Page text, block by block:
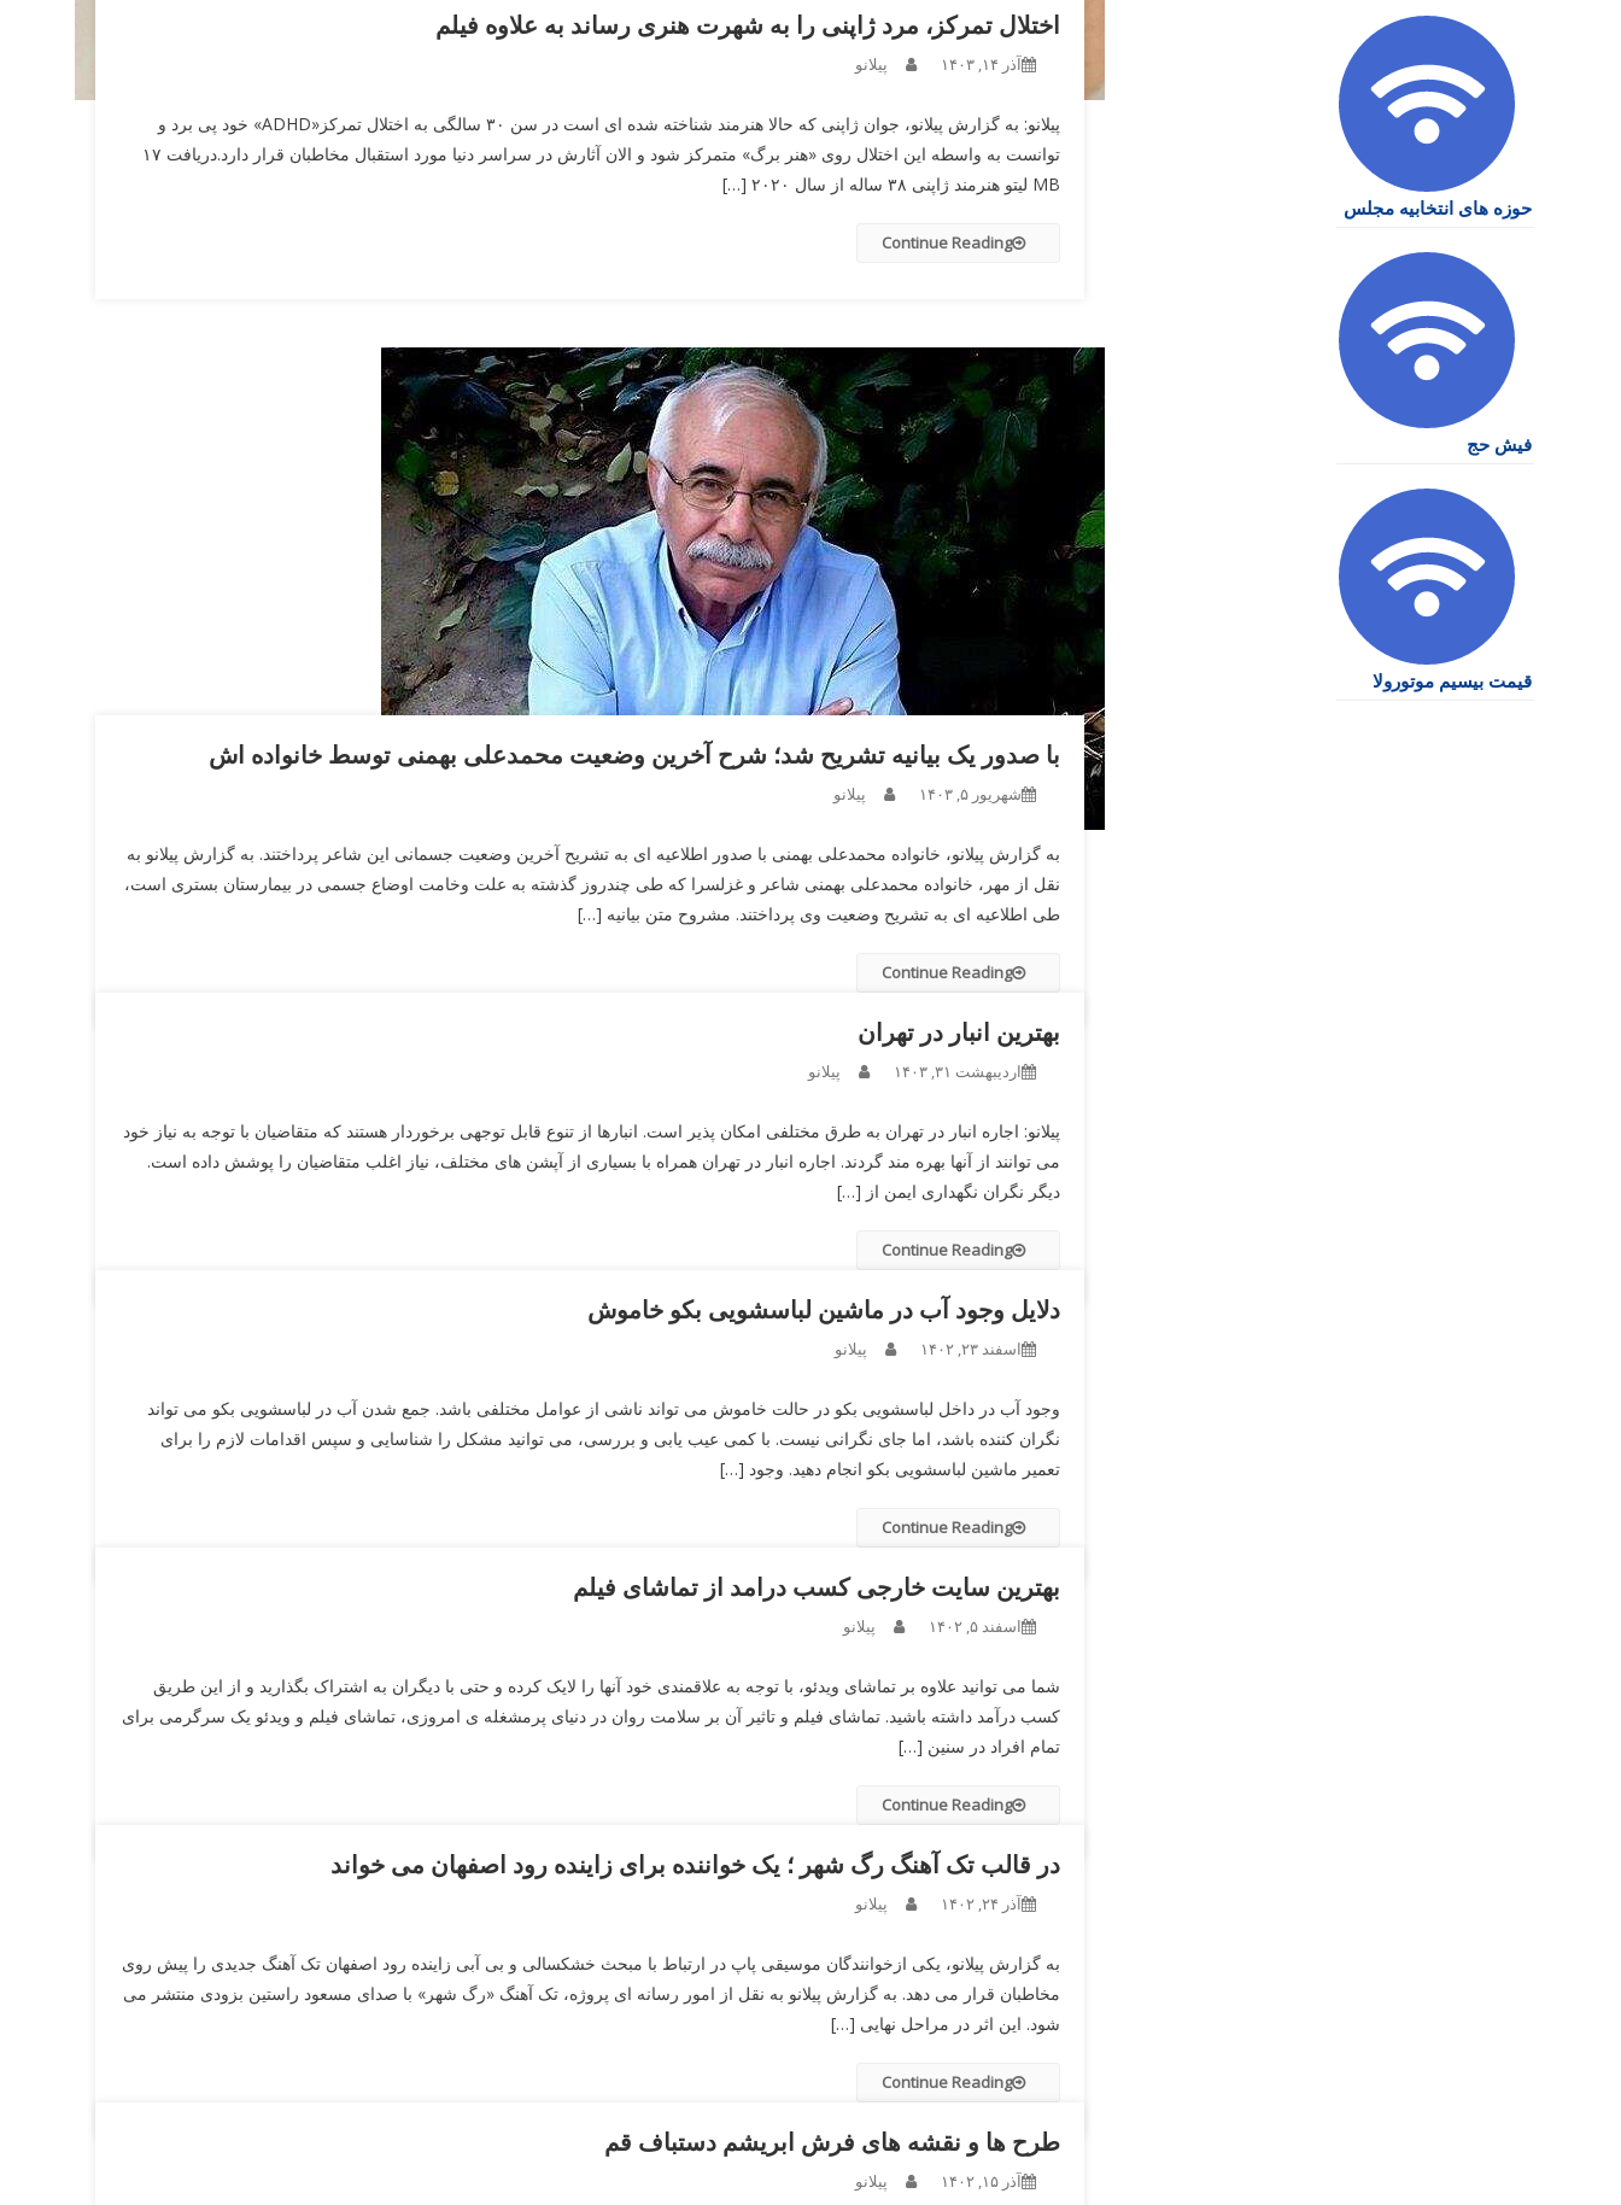
اختلال تمرکز، مرد ژاپنی را به شهرت هنری رساند به علاوه فیلم
آذر ۱۴, ۱۴۰۳ پیلانو
پیلانو: به گزارش پیلانو، جوان ژاپنی که حالا هنرمند شناخته شده ای است در سن ۳۰ سالگی به اختلال تمرکز«ADHD» خود پی برد و
توانست به واسطه این اختلال روی «هنر برگ» متمرکز شود و الان آثارش در سراسر دنیا مورد استقبال مخاطبان قرار دارد.دریافت ۱۷
MB لیتو هنرمند ژاپنی ۳۸ ساله از سال ۲۰۲۰ […]
Continue Reading
با صدور یک بیانیه تشریح شد؛ شرح آخرین وضعیت محمدعلی بهمنی توسط خانواده اش
شهریور ۵, ۱۴۰۳ پیلانو
به گزارش پیلانو، خانواده محمدعلی بهمنی با صدور اطلاعیه ای به تشریح آخرین وضعیت جسمانی این شاعر پرداختند. به گزارش پیلانو به
نقل از مهر، خانواده محمدعلی بهمنی شاعر و غزلسرا که طی چندروز گذشته به علت وخامت اوضاع جسمی در بیمارستان بستری است،
طی اطلاعیه ای به تشریح وضعیت وی پرداختند. مشروح متن بیانیه […]
Continue Reading
بهترین انبار در تهران
اردیبهشت ۳۱, ۱۴۰۳ پیلانو
پیلانو: اجاره انبار در تهران به طرق مختلفی امکان ‌پذیر است. انبارها از تنوع قابل توجهی برخوردار هستند که متقاضیان با توجه به نیاز خود
می ‌توانند از آنها بهره‌ مند گردند. اجاره انبار در تهران همراه با بسیاری از آپشن های مختلف، نیاز اغلب متقاضیان را پوشش داده است.
دیگر نگران نگهداری ایمن از […]
Continue Reading
دلایل وجود آب در ماشین لباسشویی بکو خاموش
اسفند ۲۳, ۱۴۰۲ پیلانو
وجود آب در داخل لباسشویی بکو در حالت خاموش می ‌تواند ناشی از عوامل مختلفی باشد. جمع شدن آب در لباسشویی بکو می‌ تواند
نگران کننده باشد، اما جای نگرانی نیست. با کمی عیب یابی و بررسی، می‌ توانید مشکل را شناسایی و سپس اقدامات لازم را برای
تعمیر ماشین لباسشویی بکو انجام دهید. وجود […]
Continue Reading
بهترین سایت خارجی کسب درامد از تماشای فیلم
اسفند ۵, ۱۴۰۲ پیلانو
شما می توانید علاوه بر تماشای ویدئو، با توجه به علاقمندی خود آنها را لایک کرده و حتی با دیگران به اشتراک بگذارید و از این طریق
کسب درآمد داشته باشید. تماشای فیلم و تاثیر آن بر سلامت روان در دنیای پرمشغله ی امروزی، تماشای فیلم و ویدئو یک سرگرمی برای
تمام افراد در سنین […]
Continue Reading
در قالب تک آهنگ رگ شهر ؛ یک خواننده برای زاینده رود اصفهان می خواند
آذر ۲۴, ۱۴۰۲ پیلانو
به گزارش پیلانو، یکی ازخوانندگان موسیقی پاپ در ارتباط با مبحث خشکسالی و بی آبی زاینده رود اصفهان تک آهنگ جدیدی را پیش روی
مخاطبان قرار می دهد. به گزارش پیلانو به نقل از امور رسانه ای پروژه، تک آهنگ «رگ شهر» با صدای مسعود راستین بزودی منتشر می
شود. این اثر در مراحل نهایی […]
Continue Reading
طرح ها و نقشه های فرش ابریشم دستباف قم
آذر ۱۵, ۱۴۰۲ پیلانو
حوزه های انتخابیه مجلس
فیش حج
قیمت بیسیم موتورولا